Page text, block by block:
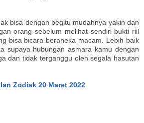
bisa dengan begitu mudahnya yakin dan
orang sebelum melihat sendiri bukti riil
bisa bicara beraneka macam. Lebih baik
supaya hubungan asmara kamu dengan
dan tidak terganggu oleh segala hasutan
Zodiak 20 Maret 2022